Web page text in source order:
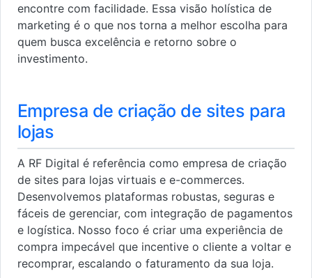
encontre com facilidade. Essa visão holística de
marketing é o que nos torna a melhor escolha para
quem busca excelência e retorno sobre o
investimento.
Empresa de criação de sites para
lojas
A RF Digital é referência como empresa de criação
de sites para lojas virtuais e e-commerces.
Desenvolvemos plataformas robustas, seguras e
fáceis de gerenciar, com integração de pagamentos
e logística. Nosso foco é criar uma experiência de
compra impecável que incentive o cliente a voltar e
recomprar, escalando o faturamento da sua loja.